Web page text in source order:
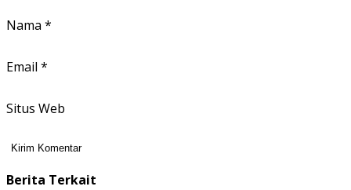
Nama *
Email *
Situs Web
Berita Terkait